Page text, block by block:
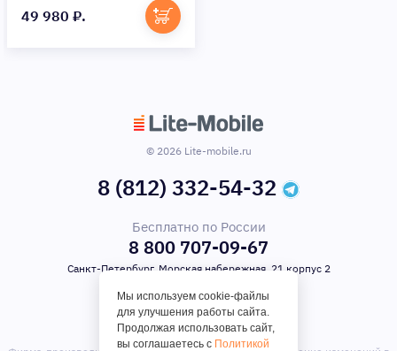
49 980 ₽.
© 2026 Lite-mobile.ru
8 (812) 332-54-32
Бесплатно по России
8 800 707-09-67
Санкт-Петербург, Морская набережная, 21 корпус 2
Мы используем cookie-файлы
для улучшения работы сайта.
Продолжая использовать сайт,
вы соглашаетесь с Политикой